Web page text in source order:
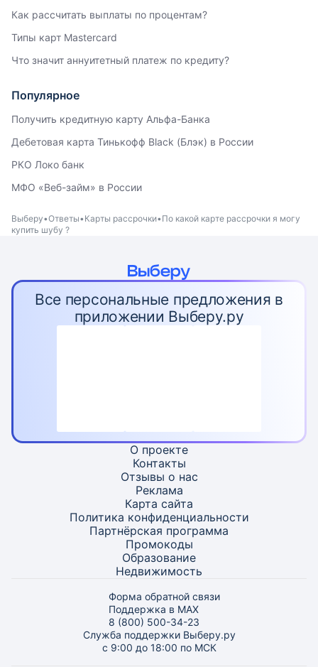
Как рассчитать выплаты по процентам?
Типы карт Mastercard
Что значит аннуитетный платеж по кредиту?
Популярное
Получить кредитную карту Альфа-Банка
Дебетовая карта Тинькофф Black (Блэк) в России
РКО Локо банк
МФО «Веб-займ» в России
Выберу Ответы Карты рассрочки По какой карте рассрочки я могу
купить шубу ?
Все персональные предложения в
приложении Выберу.ру
О проекте
Контакты
Отзывы о нас
Реклама
Карта сайта
Политика конфиденциальности
Партнёрская программа
Промокоды
Образование
Недвижимость
Форма обратной связи
Поддержка в MAX
8 (800) 500-34-23
Служба поддержки Выберу.ру
с 9:00 до 18:00 по МСК